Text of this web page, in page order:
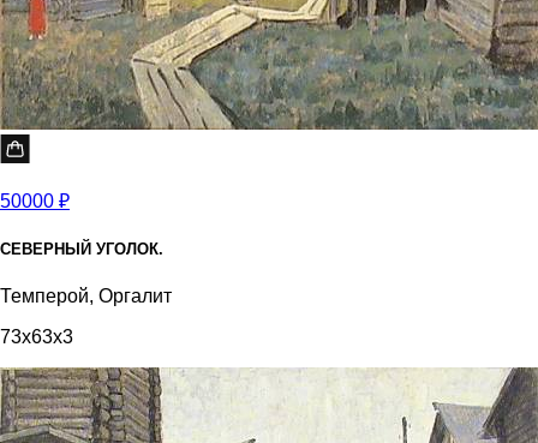
50000 ₽
СЕВЕРНЫЙ УГОЛОК.
Темперой, Оргалит
73x63x3